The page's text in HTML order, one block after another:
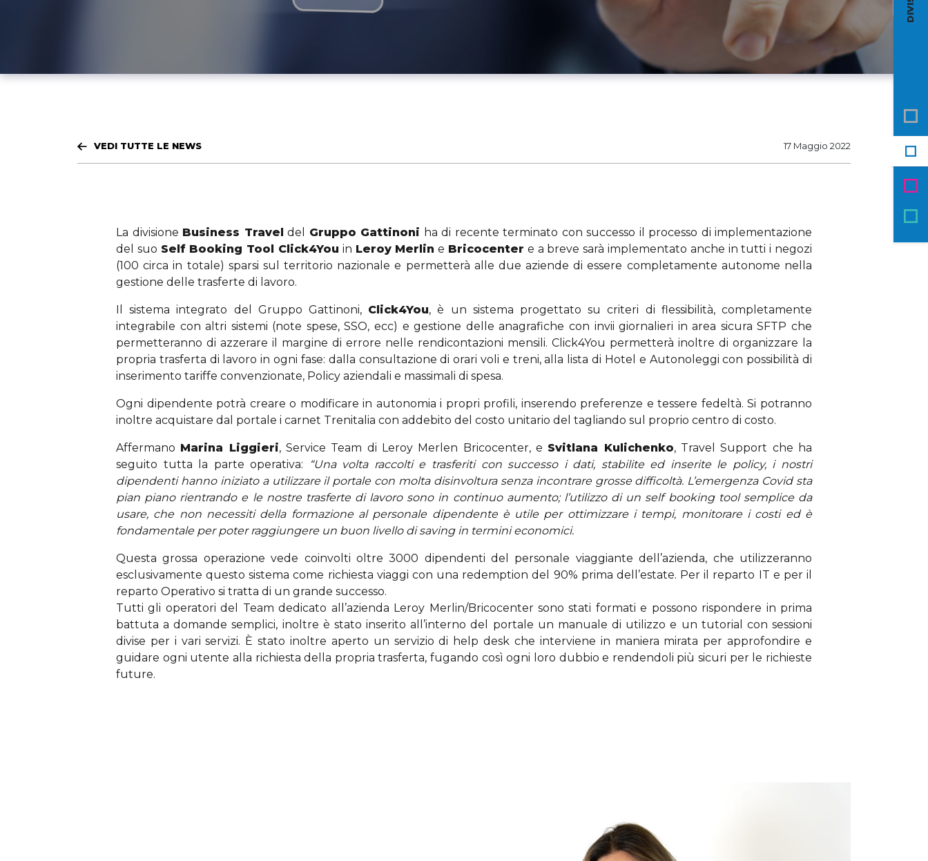
VEDI TUTTE LE NEWS 17 Maggio 2022
La divisione Business Travel del Gruppo Gattinoni ha di recente terminato con successo il processo di implementazione
del suo Self Booking Tool Click4You in Leroy Merlin e Bricocenter e a breve sarà implementato anche in tutti i negozi
(100 circa in totale) sparsi sul territorio nazionale e permetterà alle due aziende di essere completamente autonome nella
gestione delle trasferte di lavoro.
Il sistema integrato del Gruppo Gattinoni, Click4You, è un sistema progettato su criteri di flessibilità, completamente
integrabile con altri sistemi (note spese, SSO, ecc) e gestione delle anagrafiche con invii giornalieri in area sicura SFTP che
permetteranno di azzerare il margine di errore nelle rendicontazioni mensili. Click4You permetterà inoltre di organizzare la
propria trasferta di lavoro in ogni fase: dalla consultazione di orari voli e treni, alla lista di Hotel e Autonoleggi con possibilità di
inserimento tariffe convenzionate, Policy aziendali e massimali di spesa.
Ogni dipendente potrà creare o modificare in autonomia i propri profili, inserendo preferenze e tessere fedeltà. Si potranno
inoltre acquistare dal portale i carnet Trenitalia con addebito del costo unitario del tagliando sul proprio centro di costo.
Affermano Marina Liggieri, Service Team di Leroy Merlen Bricocenter, e Svitlana Kulichenko, Travel Support che ha
seguito tutta la parte operativa:
“Una volta raccolti e trasferiti con successo i dati, stabilite ed inserite le policy, i nostri
dipendenti hanno iniziato a utilizzare il portale con molta disinvoltura senza incontrare grosse difficoltà. L’emergenza Covid sta
pian piano rientrando e le nostre trasferte di lavoro sono in continuo aumento; l’utilizzo di un self booking tool semplice da
usare, che non necessiti della formazione al personale dipendente è utile per ottimizzare i tempi, monitorare i costi ed è
fondamentale per poter raggiungere un buon livello di saving in termini economici.
Questa grossa operazione vede coinvolti oltre 3000 dipendenti del personale viaggiante dell’azienda, che utilizzeranno
esclusivamente questo sistema come richiesta viaggi con una redemption del 90% prima dell’estate. Per il reparto IT e per il
reparto Operativo si tratta di un grande successo.
Tutti gli operatori del Team dedicato all’azienda Leroy Merlin/Bricocenter sono stati formati e possono rispondere in prima
battuta a domande semplici, inoltre è stato inserito all’interno del portale un manuale di utilizzo e un tutorial con sessioni
divise per i vari servizi. È stato inoltre aperto un servizio di help desk che interviene in maniera mirata per approfondire e
guidare ogni utente alla richiesta della propria trasferta, fugando così ogni loro dubbio e rendendoli più sicuri per le richieste
future.